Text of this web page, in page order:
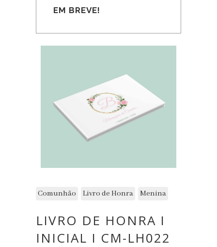
EM BREVE!
Comunhão Livro de Honra Menina
LIVRO DE HONRA I
INICIAL I CM-LH022